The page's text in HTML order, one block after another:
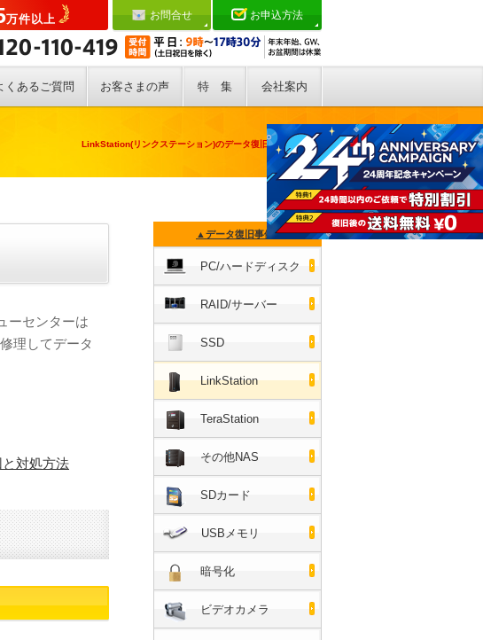
万件以上 お問合せ お申込方法
くあるご質問 お客さまの声 特 集 会社案内
LinkStation(リンクステーション)のデータ復旧・復元事例
ーセンターは
理してデータ
対処方法
▲データ復旧事例の一覧へ
PC/ハードディスク
RAID/サーバー
SSD
LinkStation
TeraStation
その他NAS
SDカード
USBメモリ
暗号化
ビデオカメラ